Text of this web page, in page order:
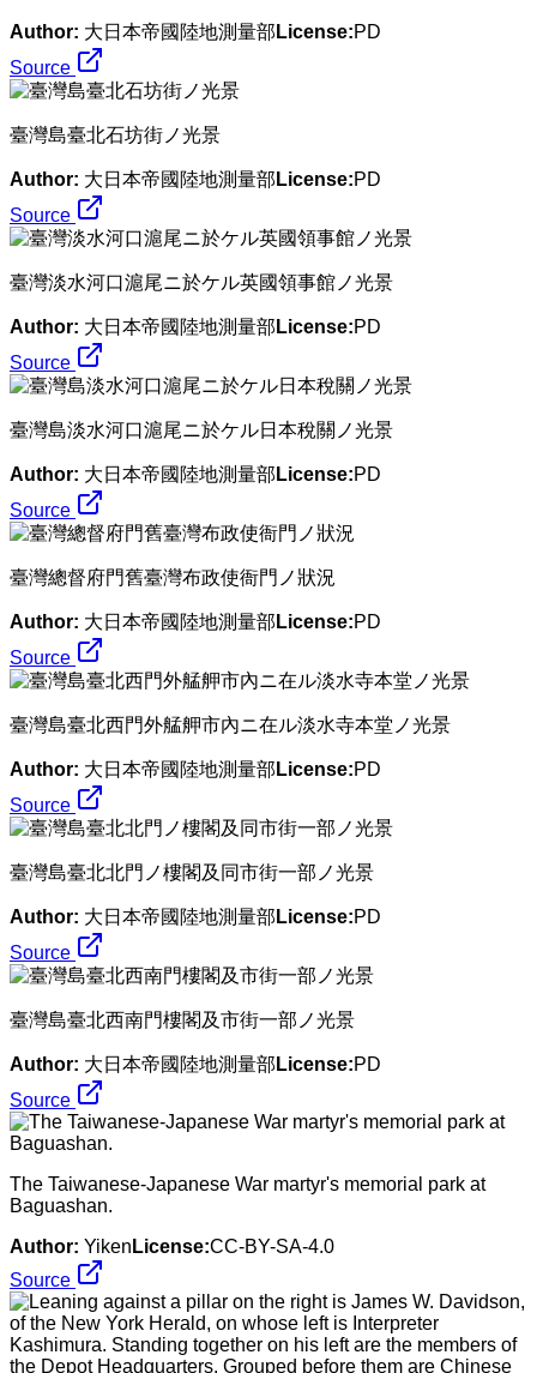
Author: 大日本帝國陸地測量部 License:PD
Source
臺灣島臺北石坊街ノ光景
Author: 大日本帝國陸地測量部 License:PD
Source
臺灣淡水河口滬尾ニ於ケル英國領事館ノ光景
Author: 大日本帝國陸地測量部 License:PD
Source
臺灣島淡水河口滬尾ニ於ケル日本稅關ノ光景
Author: 大日本帝國陸地測量部 License:PD
Source
臺灣總督府門舊臺灣布政使衙門ノ狀況
Author: 大日本帝國陸地測量部 License:PD
Source
臺灣島臺北西門外艋舺市內ニ在ル淡水寺本堂ノ光景
Author: 大日本帝國陸地測量部 License:PD
Source
臺灣島臺北北門ノ樓閣及同市街一部ノ光景
Author: 大日本帝國陸地測量部 License:PD
Source
臺灣島臺北西南門樓閣及市街一部ノ光景
Author: 大日本帝國陸地測量部 License:PD
Source
The Taiwanese-Japanese War martyr's memorial park at
Baguashan.
Author: Yiken License:CC-BY-SA-4.0
Source